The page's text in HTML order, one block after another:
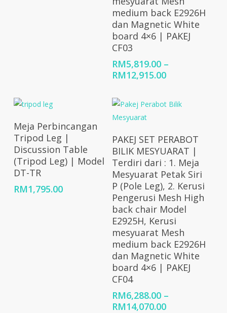
RM10,386.00.
medium back E2926H
dan Magnetic White
board 4×6 | PAKEJ
CF03
RM5,819.00 –
RM12,915.00Price
through
Add To Cart
Meja Perbincangan
Tripod Leg |
Discussion Table
(Tripod Leg) | Model
DT-TR
RM1,795.00
Select Options
PAKEJ SET PERABOT
BILIK MESYUARAT |
Terdiri dari : 1. Meja
Mesyuarat Petak Siri
P (Pole Leg), 2. Kerusi
Pengerusi Mesh High
back chair Model
E2925H, Kerusi
mesyuarat Mesh
medium back E2926H
dan Magnetic White
board 4×6 | PAKEJ
CF04
RM6,288.00 –
RM14,070.00Price